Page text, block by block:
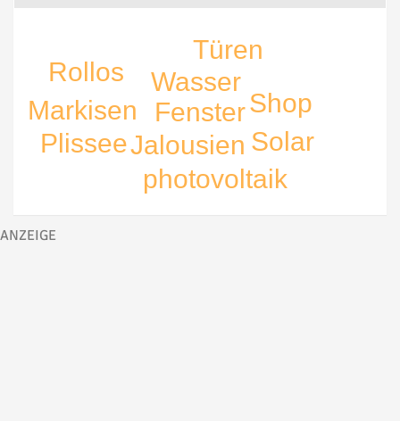
Fenster
Jalousien
Wasser
photovoltaik
Shop
Markisen
Türen
Rollos
Plissee Solar